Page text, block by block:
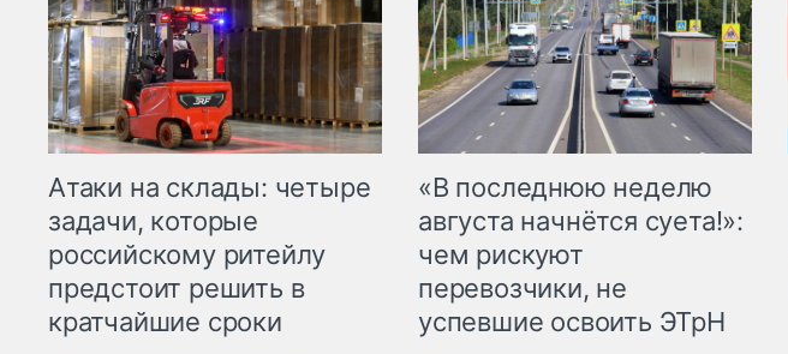
Атаки на склады: четыре
задачи, которые
российскому ритейлу
предстоит решить в
кратчайшие сроки
«В последнюю неделю
августа начнётся суета!»:
чем рискуют
перевозчики, не
успевшие освоить ЭТрН